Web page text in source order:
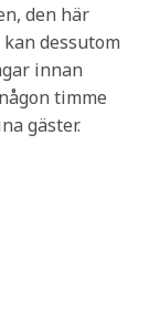
den här
dessutom
innan
timme
gäster.